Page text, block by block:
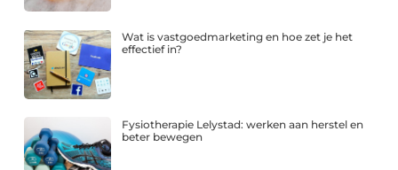
Wat is vastgoedmarketing en hoe zet je het
effectief in?
Fysiotherapie Lelystad: werken aan herstel en
beter bewegen